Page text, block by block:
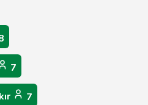
7
7